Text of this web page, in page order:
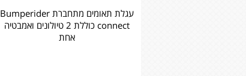
עגלת תאומים מתחברת Bumperider
connect כוללת 2 טיולונים ואמבטיה
אחת